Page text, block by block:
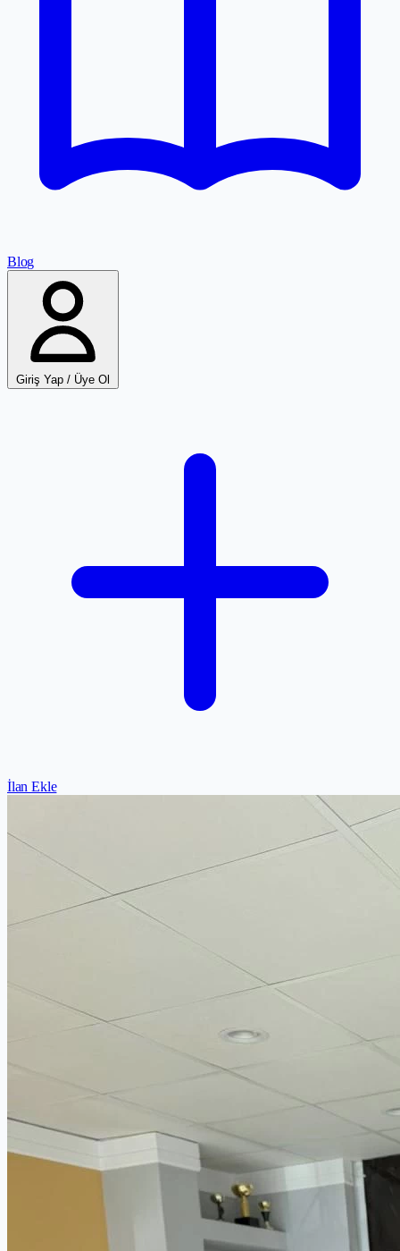
Blog
Giriş Yap / Üye Ol
İlan Ekle